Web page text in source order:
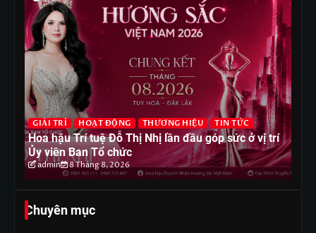
GIẢI TRÍ HOẠT ĐỘNG THƯƠNG HIỆU TIN TỨC
Hoa hậu Trí tuệ Đỗ Thị Nhị lần đầu góp sức ở vị trí
Ủy viên Ban Tổ chức
admin 8 Tháng 8, 2026
Chuyên mục